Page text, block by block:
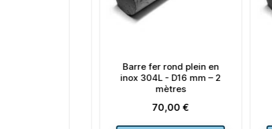
Barre fer rond plein en
inox 304L - D16 mm – 2
mètres
Prix
70,00 €